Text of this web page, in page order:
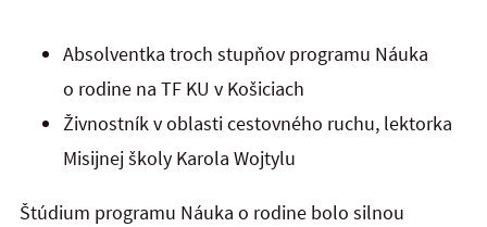
Absolventka troch stupňov programu Náuka
o rodine na TF KU v Košiciach
Živnostník v oblasti cestovného ruchu, lektorka
Misijnej školy Karola Wojtylu
Štúdium programu Náuka o rodine bolo silnou